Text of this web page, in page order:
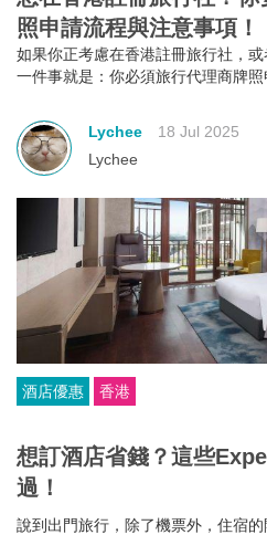
照申請流程與注意事項！
如果你正考慮在香港註冊旅行社，
一件事就是：你必須旅行代理商牌照
遊團或接待到港旅客的業務，都必
效的旅行代理商牌照。沒有這個牌照
Lychee 18 Jul 2025
Lychee
酒店優惠 香港
想訂酒店省錢？這些
過！
說到出門旅行，除了機票外，住宿